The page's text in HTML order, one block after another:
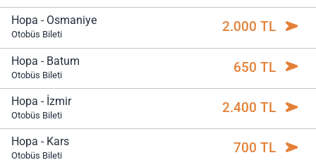
Hopa - Osmaniye
Otobüs Bileti 2.000 TL
Hopa - Batum
Otobüs Bileti 650 TL
Hopa - İzmir
Otobüs Bileti 2.400 TL
Hopa - Kars
Otobüs Bileti 700 TL